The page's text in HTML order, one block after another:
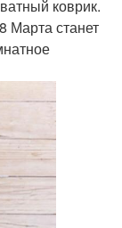
коврик.
Марта станет